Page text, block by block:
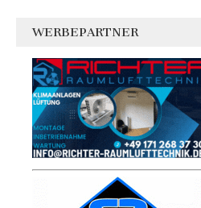
WERBEPARTNER